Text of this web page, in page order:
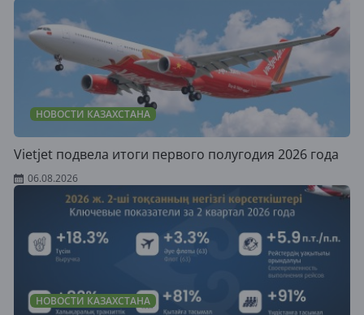
НОВОСТИ КАЗАХСТАНА
Vietjet подвела итоги первого полугодия 2026 года
06.08.2026
НОВОСТИ КАЗАХСТАНА